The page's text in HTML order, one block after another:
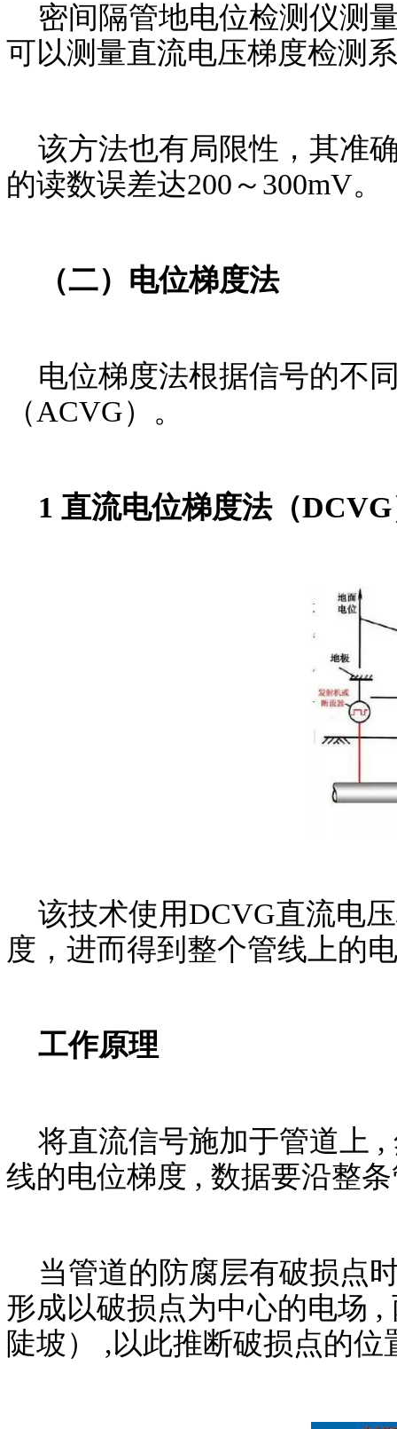
密间隔管地电位检测仪测
可以测量直流电压梯度检测
该方法也有局限性，其准
的读数误差达200～300mV。
（二）电位梯度法
电位梯度法根据信号的不
（ACVG）。
1 直流电位梯度法（DCVG
该技术使用DCVG直流电
度，进而得到整个管线上的
工作原理
将直流信号施加于管道上 ,
线的电位梯度 , 数据要沿整
当管道的防腐层有破损点
形成以破损点为中心的电场
陡坡） ,以此推断破损点的